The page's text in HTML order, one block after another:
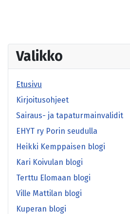
Valikko
Etusivu
Kirjoitusohjeet
Sairaus- ja tapaturmainvalidit
EHYT ry Porin seudulla
Heikki Kemppaisen blogi
Kari Koivulan blogi
Terttu Elomaan blogi
Ville Mattilan blogi
Kuperan blogi